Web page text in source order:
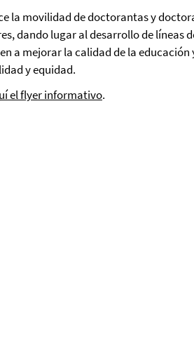
la movilidad de doctorantas y
dando lugar al desarrollo de líneas
a mejorar la calidad de la
y equidad.
el flyer informativo.